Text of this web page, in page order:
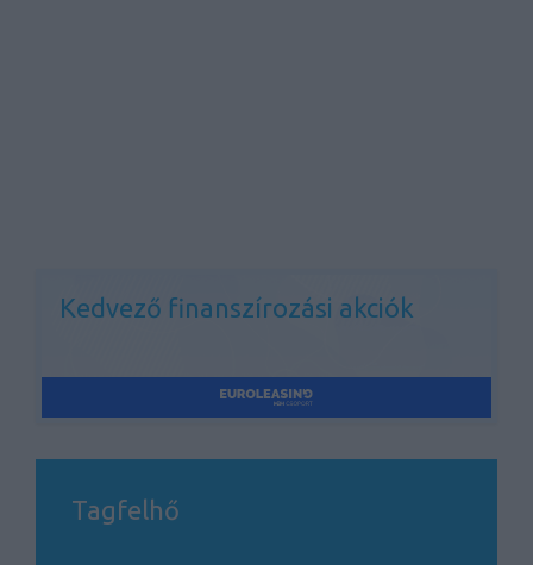
Kedvező finanszírozási akciók
Tagfelhő